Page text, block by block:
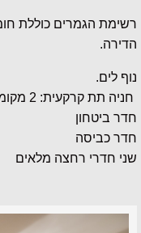
רשימת הגמרים כוללת
הדירה.
נוף לים.
חניה תת קרקעית: 2 מקומות
חדר ביטחון
חדר כביסה
שני חדרי רחצה מלאים